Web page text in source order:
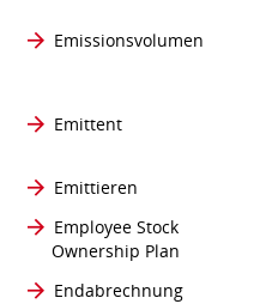
Emissionsvolumen
Emittent
Emittieren
Employee Stock
Ownership Plan
Endabrechnung